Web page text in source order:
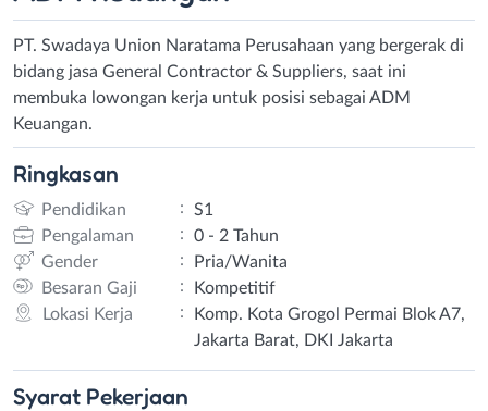
PT. Swadaya Union Naratama Perusahaan yang bergerak di
bidang jasa General Contractor & Suppliers, saat ini
membuka lowongan kerja untuk posisi sebagai ADM
Keuangan.
Ringkasan
Pendidikan :
S1
Pengalaman
:
0 - 2 Tahun
Gender
:
Pria/Wanita
Besaran Gaji
:
Kompetitif
Lokasi Kerja
:
Komp. Kota Grogol Permai Blok A7,
Jakarta Barat, DKI Jakarta
Syarat Pekerjaan